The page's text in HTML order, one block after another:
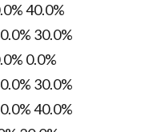
40.0%
30.0%
0.0%
30.0%
40.0%